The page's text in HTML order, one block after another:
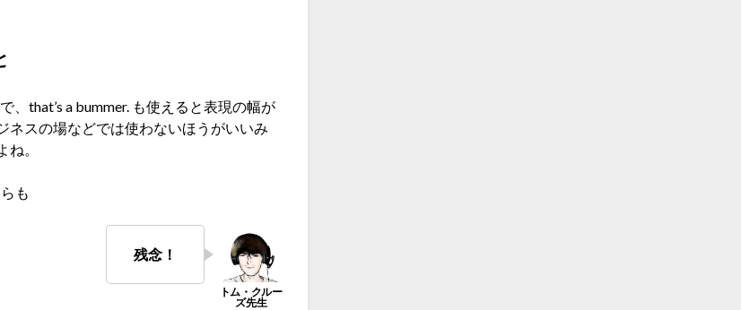
、that’s a bummer. も使えると表現の幅が
ネスの場などでは使わないほうがいいみ
。
も
残念！